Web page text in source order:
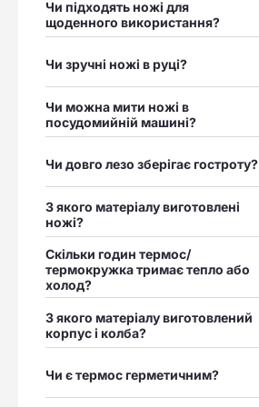
Чи підходять ножі для
щоденного використання?
Чи зручні ножі в руці?
Чи можна мити ножі в
посудомийній машині?
Чи довго лезо зберігає гостроту?
З якого матеріалу виготовлені
ножі?
Скільки годин термос/
термокружка тримає тепло або
холод?
З якого матеріалу виготовлений
корпус і колба?
Чи є термос герметичним?